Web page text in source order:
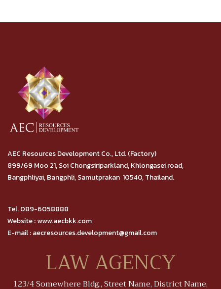
AEC Resources Development Co., Ltd. (Factory)
899/69 Moo 21, Soi Chongsiriparkland, Khlongasei road,
Bangphliyai, Bangphli, Samutprakan 10540, Thailand.
Tel. 089-6058888
Website : www.aecbkk.com
E-mail : aecresources.development@gmail.com
LAW AGENCY
123/4 Somewhere Bldg., Street Name, District Name,